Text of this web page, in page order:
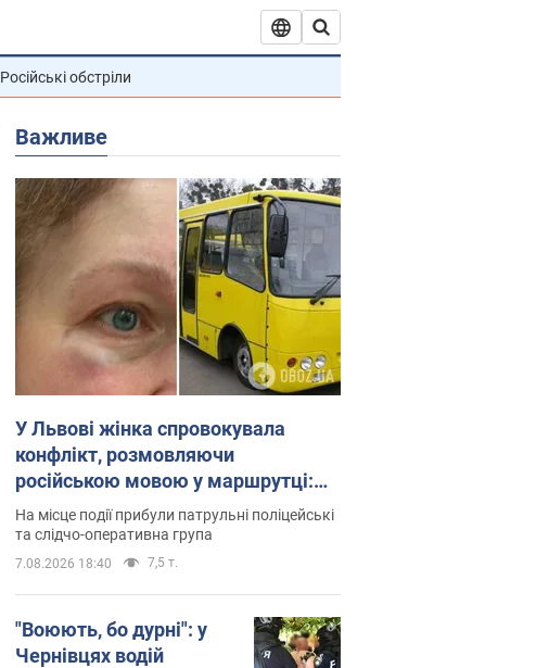
Російські обстріли
Важливе
У Львові жінка спровокувала
конфлікт, розмовляючи
російською мовою у маршрутці:
поліція склала адмінпротокол.
Відео
На місце події прибули патрульні поліцейські
та слідчо-оперативна група
7.08.2026 18:40 7,5 т.
"Воюють, бо дурні": у
Чернівцях водій